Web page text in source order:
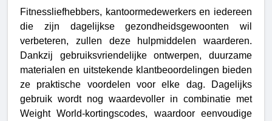
Fitnessliefhebbers, kantoormedewerkers en iedereen
die zijn dagelijkse gezondheidsgewoonten wil
verbeteren, zullen deze hulpmiddelen waarderen.
Dankzij gebruiksvriendelijke ontwerpen, duurzame
materialen en uitstekende klantbeoordelingen bieden
ze praktische voordelen voor elke dag. Dagelijks
gebruik wordt nog waardevoller in combinatie met
Weight World-kortingscodes, waardoor eenvoudige